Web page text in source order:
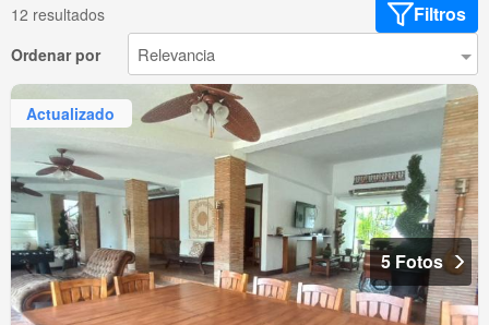
12 resultados Filtros
Ordenar por
Actualizado
5 Fotos